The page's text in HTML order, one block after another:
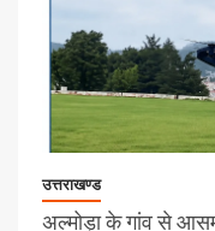
उत्तराखण्ड
अल्मोड़ा के गांव से